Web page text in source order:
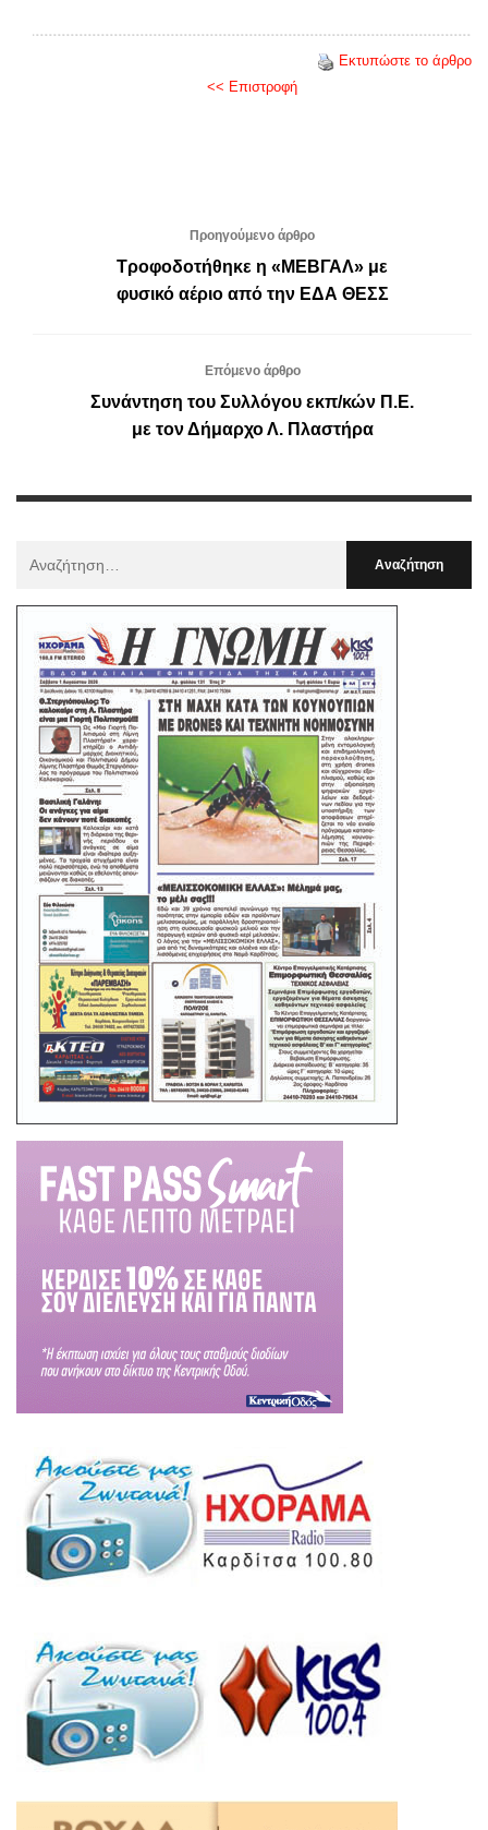
Εκτυπώστε το άρθρο
<< Επιστροφή
Προηγούμενο άρθρο
Τροφοδοτήθηκε η «ΜΕΒΓΑΛ» με
φυσικό αέριο από την ΕΔΑ ΘΕΣΣ
Επόμενο άρθρο
Συνάντηση του Συλλόγου εκπ/κών Π.Ε.
με τον Δήμαρχο Λ. Πλαστήρα
: